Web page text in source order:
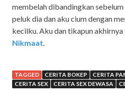
membelah dibandingkan
peluk dia dan aku cium dengan
kecilku. Aku dan tikapun akhirnya
Nikmaat
TAGGED CERITA BOKEP CERITA
CERITA SEX
CERITA SEX DEWASA